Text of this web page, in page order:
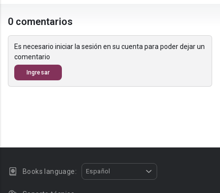
0 comentarios
Es necesario iniciar la sesión en su cuenta para poder dejar un
comentario
Ingresar
Books language: Español